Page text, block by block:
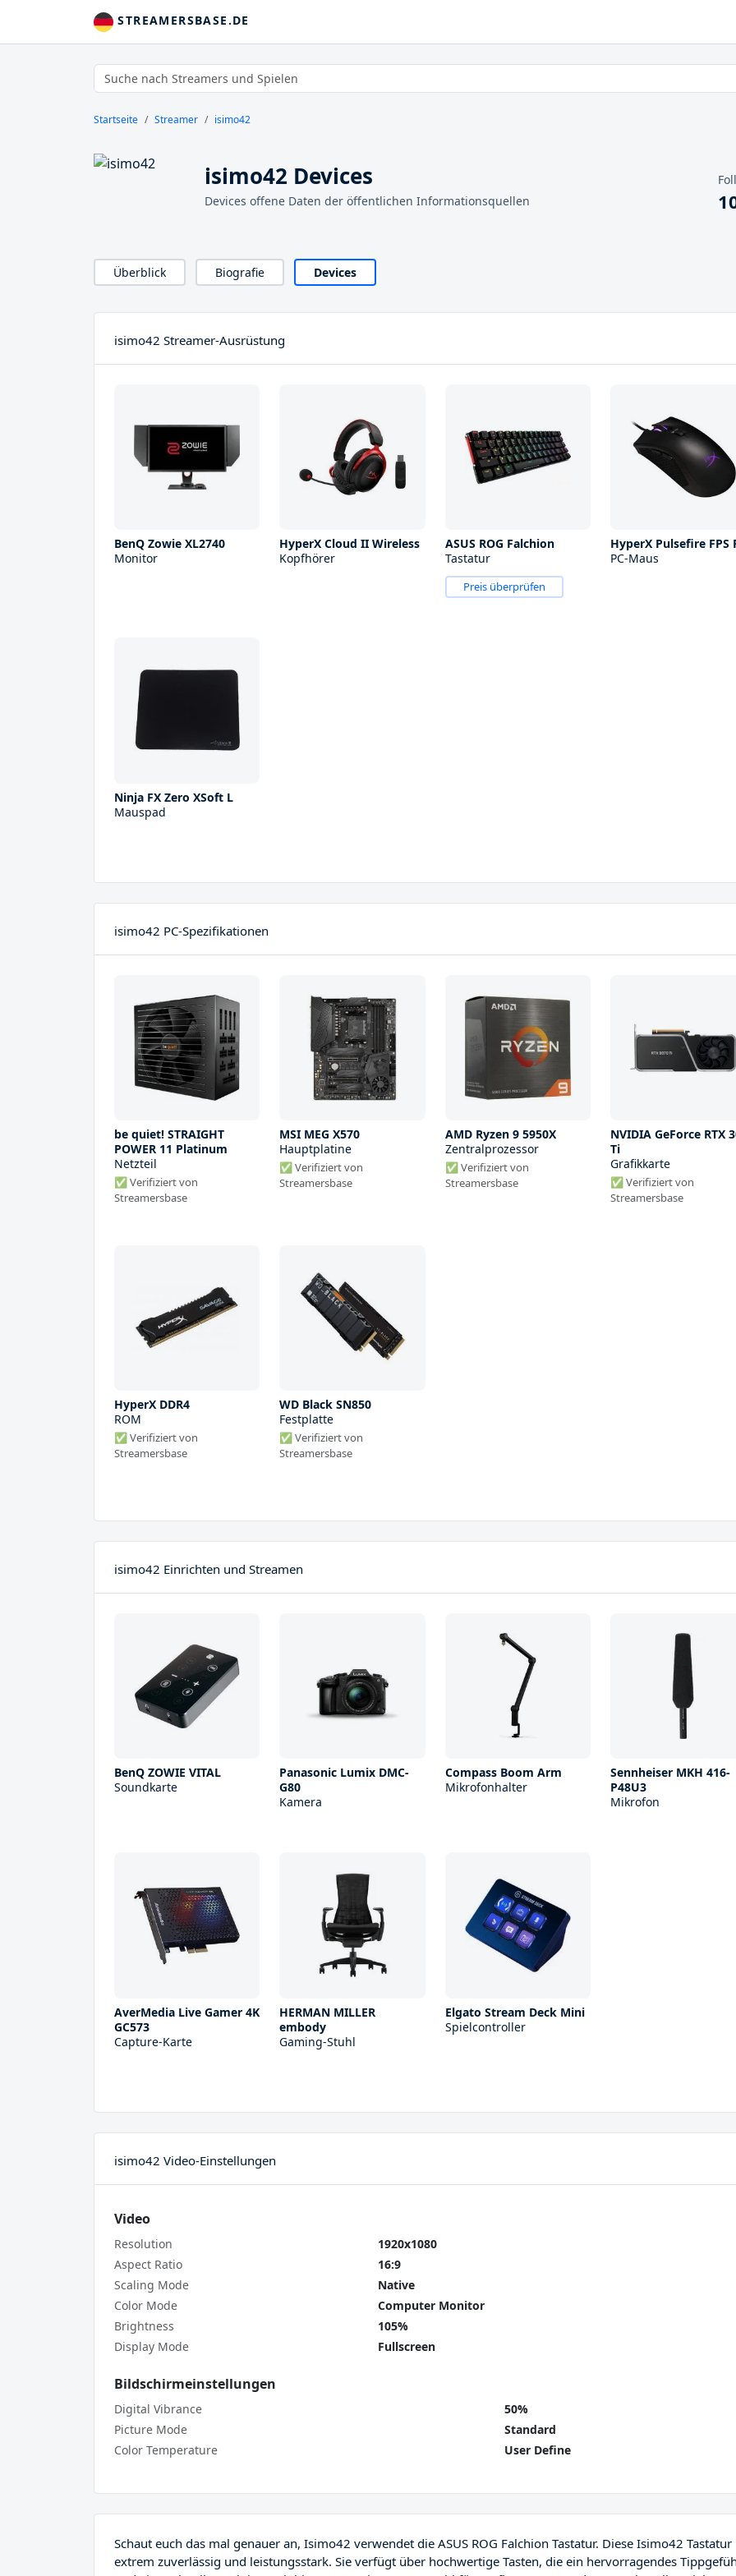
STREAMERSBASE.DE
Startseite Streamer isimo42
isimo42 Devices
Devices offene Daten der öffentlichen Informationsquellen
Überblick Biografie Devices
isimo42 Streamer-Ausrüstung
BenQ Zowie XL2740
Monitor
HyperX Cloud II Wireless
Kopfhörer
ASUS ROG Falchion
Tastatur
Preis überprüfen
HyperX Pulsefire FPS
PC-Maus
Ninja FX Zero XSoft L
Mauspad
isimo42 PC-Spezifikationen
be quiet! STRAIGHT
POWER 11 Platinum
Netzteil
✅ Verifiziert von
Streamersbase
MSI MEG X570
Hauptplatine
✅ Verifiziert von
Streamersbase
AMD Ryzen 9 5950X
Zentralprozessor
✅ Verifiziert von
Streamersbase
NVIDIA GeForce RTX
Ti
Grafikkarte
✅ Verifiziert von
Streamersbase
HyperX DDR4
ROM
✅ Verifiziert von
Streamersbase
WD Black SN850
Festplatte
✅ Verifiziert von
Streamersbase
isimo42 Einrichten und Streamen
BenQ ZOWIE VITAL
Soundkarte
Panasonic Lumix DMC-
G80
Kamera
Compass Boom Arm
Mikrofonhalter
Sennheiser MKH 416-
P48U3
Mikrofon
AverMedia Live Gamer 4K
GC573
Capture-Karte
HERMAN MILLER
embody
Gaming-Stuhl
Elgato Stream Deck Mini
Spielcontroller
isimo42 Video-Einstellungen
Video
Resolution
1920x1080
Aspect Ratio
16:9
Scaling Mode
Native
Color Mode
Computer Monitor
Brightness
105%
Display Mode
Fullscreen
Bildschirmeinstellungen
Digital Vibrance
50%
Picture Mode
Standard
Color Temperature
User Define
Schaut euch das mal genauer an, Isimo42 verwendet die ASUS ROG Falchion Tastatur. Diese Isimo42 Tastatur
extrem zuverlässig und leistungsstark. Sie verfügt über hochwertige Tasten, die ein hervorragendes